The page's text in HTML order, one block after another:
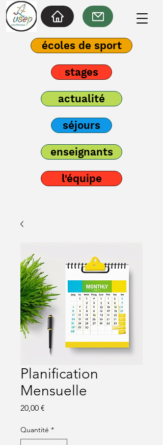
écoles de sport
stages
actualité
séjours
enseignants
l'équipe
Planification
Mensuelle
20,00 €
Quantité *